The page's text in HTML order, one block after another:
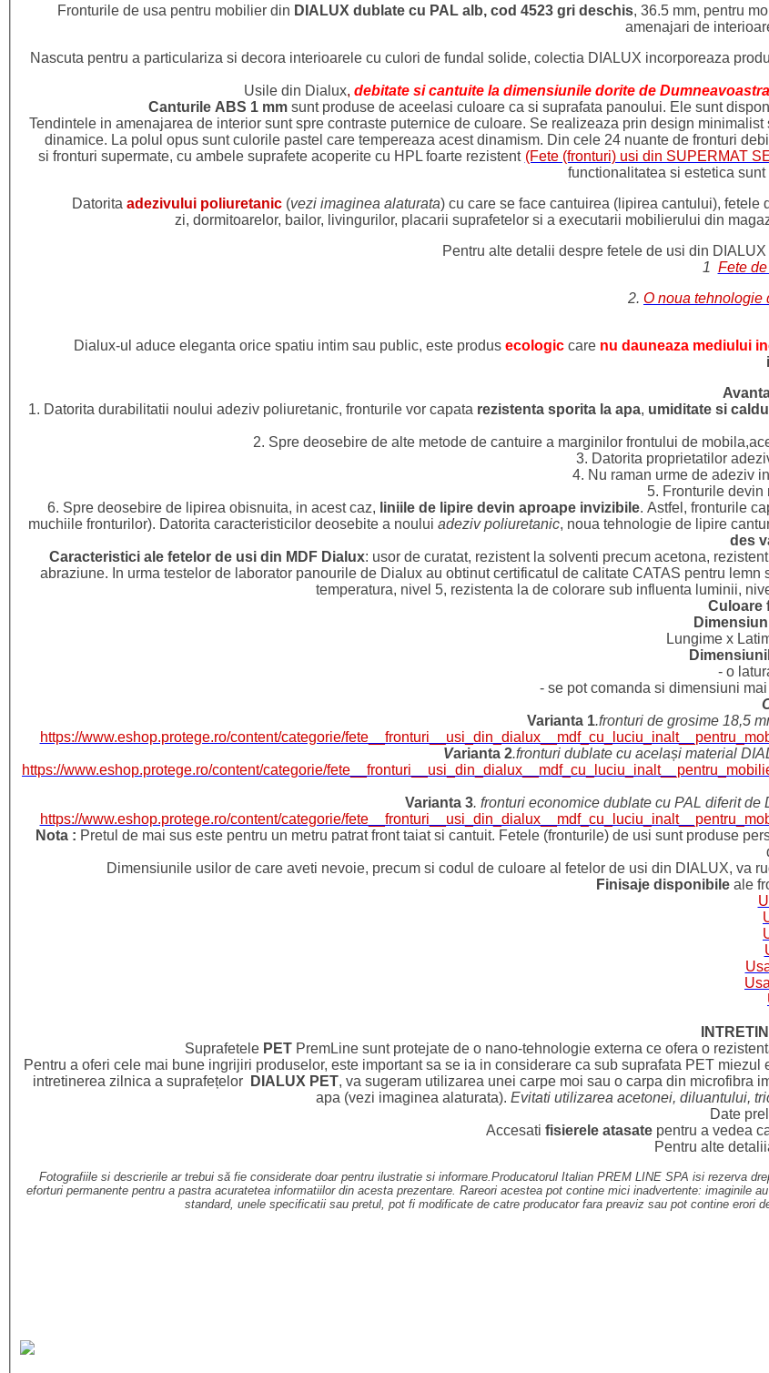
Fronturile de usa pentru mobilier din DIALUX dublate cu PAL alb, cod 4523 gri deschis, 36.5 mm, pentru
amenajari de
Nascuta pentru a particulariza si decora interioarele cu culori de fundal solide, colectia DIALUX incorporeaza
Usile din Dialux, debitate si cantuite la dimensiunile dorite de Dumneavoastra
Canturile ABS 1 mmsunt produse de aceelasi culoare ca si suprafata panoului. Ele sunt
Tendintele in amenajarea de interior sunt spre contraste puternice de culoare. Se realizeaza prin design
dinamice. La polul opus sunt culorile pastel care tempereaza acest dinamism. Din cele 24 nuante de fronturi
si fronturi supermate, cu ambele suprafete acoperite cu HPL foarte rezistent (Fete (fronturi) usi din SUPERMAT
functionalitatea si estetica
Datorita adezivului poliuretanic (vezi imaginea alaturata) cu care se face cantuirea (lipirea cantului),
zi, dormitoarelor, bailor, livingurilor, placarii suprafetelor si a executarii mobilierului din
Pentru alte detalii despre fetele de usi din DIALUX
1 Fete
2. O noua tehnologie
Dialux-ul aduce eleganta orice spatiu intim sau public, este produs ecologiccare nu dauneaza mediului
1. Datorita durabilitatii noului adeziv poliuretanic, fronturile vor capata rezistenta sporita la apa, umiditate si
2. Spre deosebire de alte metode de cantuire a marginilor frontului de
3. Datorita proprietatilor
4. Nu raman urme de adeziv
5. Fronturile devin
6. Spre deosebire de lipirea obisnuita, in acest caz, liniile de lipire devin aproape invizibile. Astfel, fronturile
muchiile fronturilor). Datorita caracteristicilor deosebite a noului adeziv poliuretanic, noua tehnologie de lipire
des
Caracteristici ale fetelor de usi din MDF Dialux: usor de curatat, rezistent la solventi precum acetona,
abraziune. In urma testelor de laborator panourile de Dialux au obtinut certificatul de calitate CATAS pentru
temperatura, nivel 5, rezistenta la de colorare sub influenta luminii,
Culoare
Lungime x
- o
- se pot comanda si dimensiuni
Varianta 1.fronturi de grosime 18,5
https://www.eshop.protege.ro/content/categorie/
Varianta 2.fronturi dublate cu același material
https://www.eshop.protege.ro/content/categorie/
Varianta 3. fronturi economice dublate cu PAL diferit de
https://www.eshop.protege.ro/content/categorie/
Nota : Pretul de mai sus este pentru un metru patrat front taiat si cantuit. Fetele (fronturile) de usi sunt produse
Dimensiunile usilor de care aveti nevoie, precum si codul de culoare al fetelor de usi din DIALUX, va
Finisaje disponibileale
SuprafetelePETPremLine sunt protejate de o nano-tehnologie externa ce ofera o
Pentru a oferi cele mai bune ingrijiri produselor, este important sa se ia in considerare ca sub suprafata PET
intretinerea zilnica a suprafețelor
DIALUX PET, va sugeram utilizarea unei carpe moi sau o carpa din microfibra
apa (vezi imaginea alaturata). Evitati utilizarea acetonei, diluantului,
Date
Accesati fisierele atasate pentru a vedea
Pentru alte
Fotografiile si descrierile ar trebui să fie considerate doar pentru ilustratie si informare.Producatorul Italian PREM LINE SPA isi rezerva
eforturi permanente pentru a pastra acuratetea informatiilor din acesta prezentare. Rareori acestea pot contine mici inadvertente:
standard, unele specificatii sau pretul, pot fi modificate de catre producator fara preaviz sau pot contine